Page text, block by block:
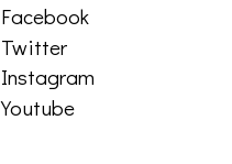
Facebook
Twitter
Instagram
Youtube